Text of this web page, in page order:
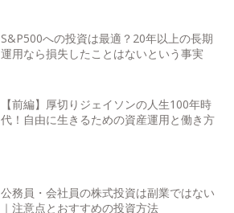
S&P500への投資は最適？20年以上の長期
運用なら損失したことはないという事実
【前編】厚切りジェイソンの人生100年時
代！自由に生きるための資産運用と働き方
公務員・会社員の株式投資は副業ではない
｜注意点とおすすめの投資方法